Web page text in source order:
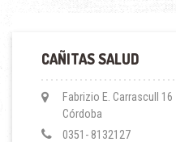
CAÑITAS SALUD
Fabrizio E. Carrascull
Córdoba
0351- 8132127